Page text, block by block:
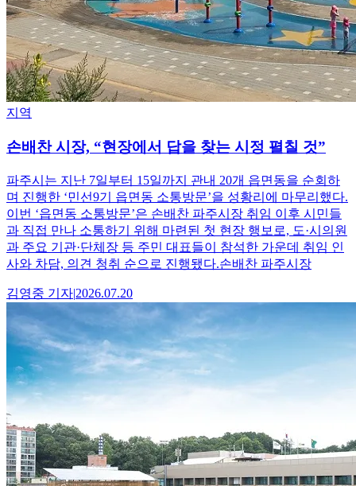
지역
손배찬 시장, “현장에서 답을 찾는 시정 펼칠 것”
파주시는 지난 7일부터 15일까지 관내 20개 읍면동을 순회하
며 진행한 ‘민선9기 읍면동 소통방문’을 성황리에 마무리했다.
이번 ‘읍면동 소통방문’은 손배찬 파주시장 취임 이후 시민들
과 직접 만나 소통하기 위해 마련된 첫 현장 행보로, 도·시의원
과 주요 기관·단체장 등 주민 대표들이 참석한 가운데 취임 인
사와 차담, 의견 청취 순으로 진행됐다.손배찬 파주시장
김영중 기자|2026.07.20